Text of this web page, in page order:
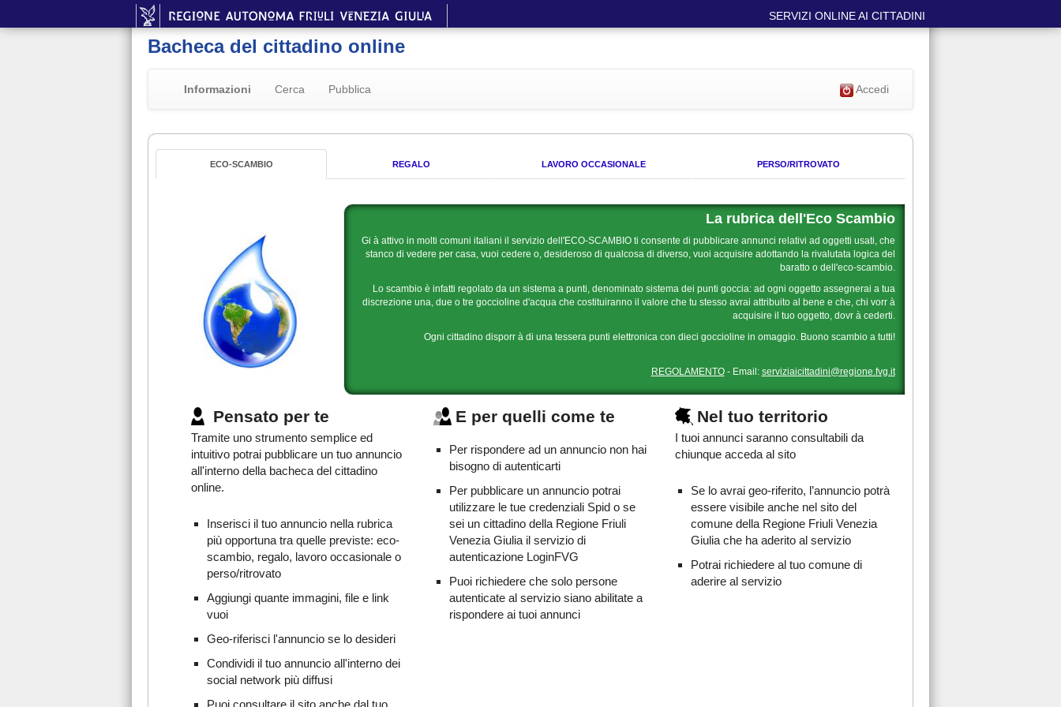
SERVIZI ONLINE AI CITTADINI
Bacheca del cittadino online
Informazioni Cerca Pubblica Accedi
ECO-SCAMBIO REGALO LAVORO OCCASIONALE PERSO/RITROVATO
La rubrica dell'Eco Scambio
Gi à attivo in molti comuni italiani il servizio dell'ECO-SCAMBIO ti consente di pubblicare annunci relativi ad oggetti usati, che
stanco di vedere per casa, vuoi cedere o, desideroso di qualcosa di diverso, vuoi acquisire adottando la rivalutata logica del
baratto o dell'eco-scambio.
Lo scambio è infatti regolato da un sistema a punti, denominato sistema dei punti goccia: ad ogni oggetto assegnerai a tua
discrezione una, due o tre goccioline d'acqua che costituiranno il valore che tu stesso avrai attribuito al bene e che, chi vorr à
acquisire il tuo oggetto, dovr à cederti.
Ogni cittadino disporr à di una tessera punti elettronica con dieci goccioline in omaggio. Buono scambio a tutti!
REGOLAMENTO- Email: serviziaicittadini@regione.fvg.it
Pensato per te
Tramite uno strumento semplice ed
intuitivo potrai pubblicare un tuo annuncio
all'interno della bacheca del cittadino
online.
Inserisci il tuo annuncio nella rubrica
più opportuna tra quelle previste: eco-
scambio, regalo, lavoro occasionale o
perso/ritrovato
Aggiungi quante immagini, file e link
vuoi
Geo-riferisci l'annuncio se lo desideri
Condividi il tuo annuncio all'interno dei
social network più diffusi
Puoi consultare il sito anche dal tuo
E per quelli come te
Per rispondere ad un annuncio non hai
bisogno di autenticarti
Per pubblicare un annuncio potrai
utilizzare le tue credenziali Spid o se
sei un cittadino della Regione Friuli
Venezia Giulia il servizio di
autenticazione LoginFVG
Puoi richiedere che solo persone
autenticate al servizio siano abilitate a
rispondere ai tuoi annunci
Nel tuo territorio
I tuoi annunci saranno consultabili da
chiunque acceda al sito
Se lo avrai geo-riferito, l’annuncio potrà
essere visibile anche nel sito del
comune della Regione Friuli Venezia
Giulia che ha aderito al servizio
Potrai richiedere al tuo comune di
aderire al servizio